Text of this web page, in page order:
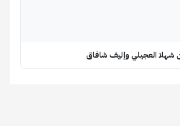
شهلا العجيلي وإليف شافاق